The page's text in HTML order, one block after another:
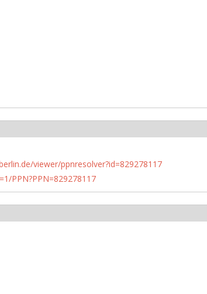
viewer/ppnresolver?id=829278117
PPN?PPN=829278117